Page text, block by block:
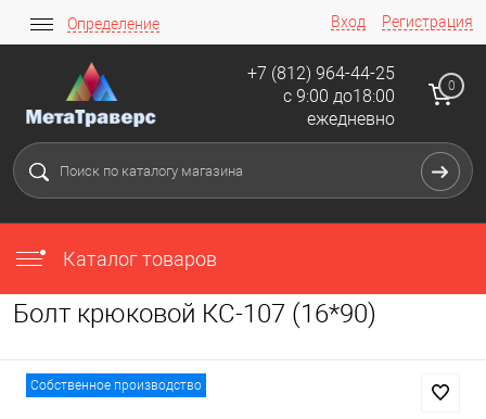
Вход Регистрация
Определение
+7 (812) 964-44-25
с 9:00 до18:00
ежедневно
0
Каталог товаров
Болт крюковой КС-107 (16*90)
Собственное производство